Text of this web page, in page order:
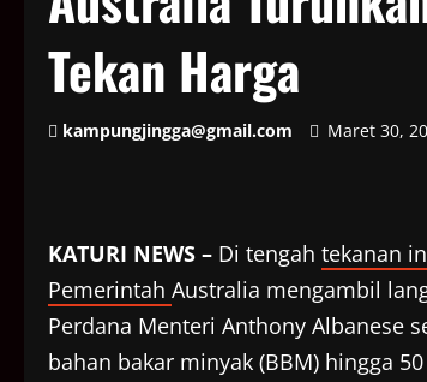
Tekan Harga
kampungjingga@gmail.com Maret 30,
KATURI NEWS – Di tengah tekanan
Pemerintah Australia mengambil
Perdana Menteri Anthony Albanese
bahan bakar minyak (BBM) hingga